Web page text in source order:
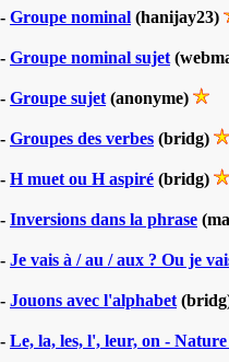
- Groupe nominal (hanijay23)
- Groupe nominal sujet
- Groupe sujet (anonyme)
- Groupes des verbes (bridg)
- H muet ou H aspiré (bridg)
- Inversions dans la phrase
- Je vais à / au / aux ? Ou je
- Jouons avec l'alphabet
- Le, la, les, l', leur, on -